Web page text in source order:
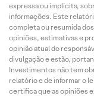
expressa ou implícita,
informações. Este
completa ou resumida
opiniões, estimativas e
opinião atual do
divulgação e estão,
Investimentos não tem
relatório e de informar o
certifica que as opiniões